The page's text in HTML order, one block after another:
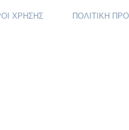
ΧΡΗΣΗΣ ΠΟΛΙΤΙΚΗ